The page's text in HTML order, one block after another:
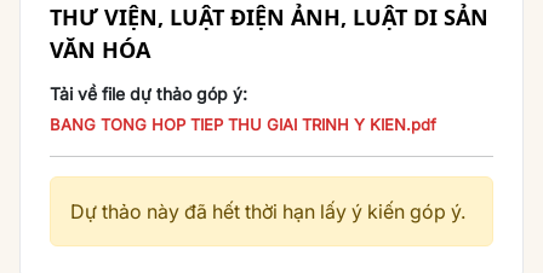
THƯ VIỆN, LUẬT ĐIỆN ẢNH, LUẬT DI SẢN
VĂN HÓA
Tải về file dự thảo góp ý:
BANG TONG HOP TIEP THU GIAI TRINH Y KIEN.pdf
Dự thảo này đã hết thời hạn lấy ý kiến góp ý.